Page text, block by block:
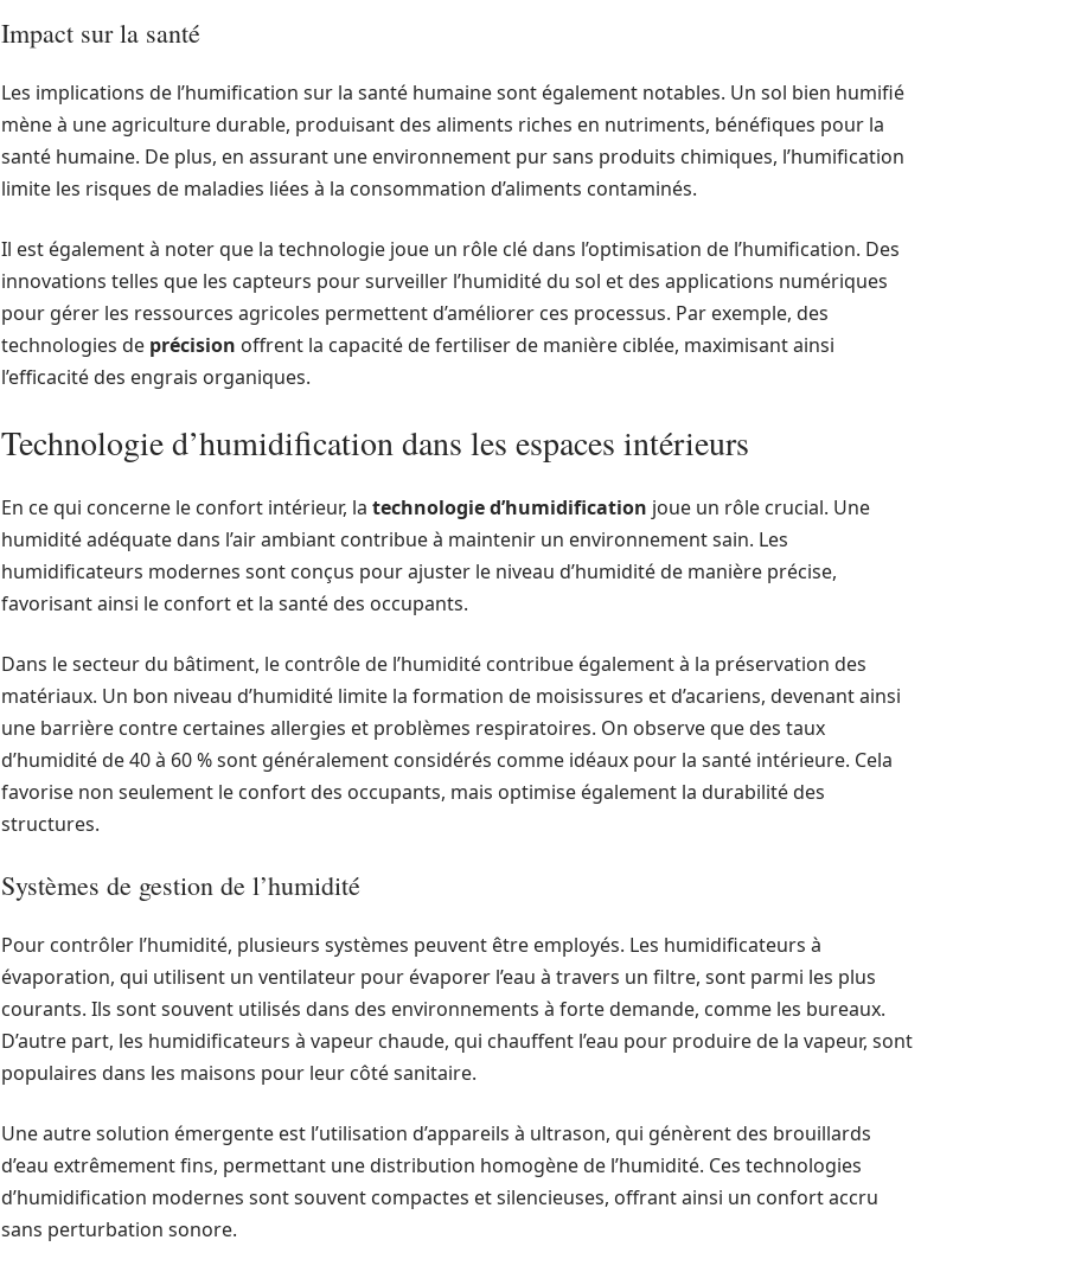
Impact sur la santé
Les implications de l’humification sur la santé humaine sont également notables. Un sol bien humifié
mène à une agriculture durable, produisant des aliments riches en nutriments, bénéfiques pour la
santé humaine. De plus, en assurant une environnement pur sans produits chimiques, l’humification
limite les risques de maladies liées à la consommation d’aliments contaminés.
Il est également à noter que la technologie joue un rôle clé dans l’optimisation de l’humification. Des
innovations telles que les capteurs pour surveiller l’humidité du sol et des applications numériques
pour gérer les ressources agricoles permettent d’améliorer ces processus. Par exemple, des
technologies de précision offrent la capacité de fertiliser de manière ciblée, maximisant ainsi
l’efficacité des engrais organiques.
Technologie d’humidification dans les espaces intérieurs
En ce qui concerne le confort intérieur, la technologie d’humidification joue un rôle crucial. Une
humidité adéquate dans l’air ambiant contribue à maintenir un environnement sain. Les
humidificateurs modernes sont conçus pour ajuster le niveau d’humidité de manière précise,
favorisant ainsi le confort et la santé des occupants.
Dans le secteur du bâtiment, le contrôle de l’humidité contribue également à la préservation des
matériaux. Un bon niveau d’humidité limite la formation de moisissures et d’acariens, devenant ainsi
une barrière contre certaines allergies et problèmes respiratoires. On observe que des taux
d’humidité de 40 à 60 % sont généralement considérés comme idéaux pour la santé intérieure. Cela
favorise non seulement le confort des occupants, mais optimise également la durabilité des
structures.
Systèmes de gestion de l’humidité
Pour contrôler l’humidité, plusieurs systèmes peuvent être employés. Les humidificateurs à
évaporation, qui utilisent un ventilateur pour évaporer l’eau à travers un filtre, sont parmi les plus
courants. Ils sont souvent utilisés dans des environnements à forte demande, comme les bureaux.
D’autre part, les humidificateurs à vapeur chaude, qui chauffent l’eau pour produire de la vapeur, sont
populaires dans les maisons pour leur côté sanitaire.
Une autre solution émergente est l’utilisation d’appareils à ultrason, qui génèrent des brouillards
d’eau extrêmement fins, permettant une distribution homogène de l’humidité. Ces technologies
d’humidification modernes sont souvent compactes et silencieuses, offrant ainsi un confort accru
sans perturbation sonore.